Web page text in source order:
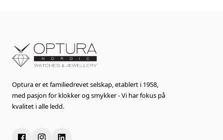
Optura er et familiedrevet selskap, etablert i 1958,
med pasjon for klokker og smykker - Vi har fokus på
kvalitet i alle ledd.